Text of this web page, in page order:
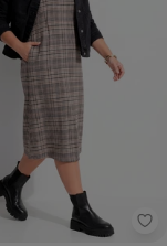
Marrom em